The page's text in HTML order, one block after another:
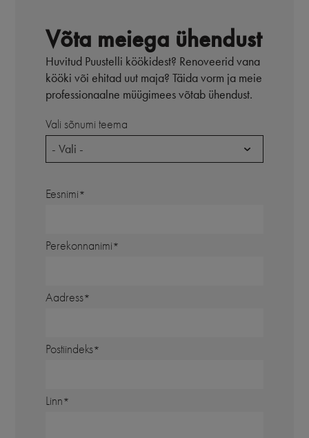
Võta meiega ühendust
Huvitud Puustelli köökidest? Renoveerid vana
kööki või ehitad uut maja? Täida vorm ja meie
professionaalne müügimees võtab ühendust.
Vali sõnumi teema
- Vali -
Eesnimi
Perekonnanimi
Aadress
Postiindeks
Linn